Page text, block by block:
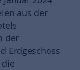
aus der
der
Erdgeschoss